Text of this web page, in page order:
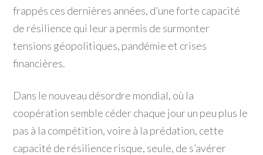
frappés ces dernières années, d’une forte capacité
de résilience qui leur a permis de surmonter
tensions géopolitiques, pandémie et crises
financières.
Dans le nouveau désordre mondial, où la
coopération semble céder chaque jour un peu plus le
pas à la compétition, voire à la prédation, cette
capacité de résilience risque, seule, de s’avérer